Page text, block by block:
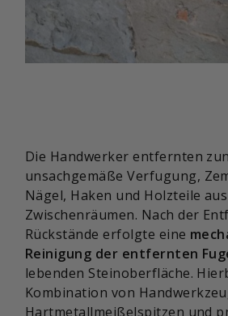
Die Handwerker entfernten
unsachgemäße Verfugung,
Nägel, Haken und Holzteile
Zwischenräumen. Nach der
Rückstände erfolgte eine
Reinigung der entfernten
lebenden Steinoberfläche.
Kombination von
Hartmetallmeißelspitzen und